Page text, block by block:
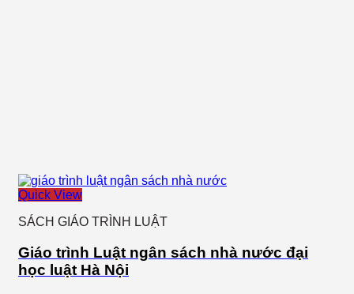
Quick View
SÁCH GIÁO TRÌNH LUẬT
Giáo trình Luật ngân sách nhà nước đại
học luật Hà Nội